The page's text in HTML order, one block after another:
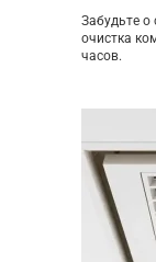
Забудьте о
очистка
часов.